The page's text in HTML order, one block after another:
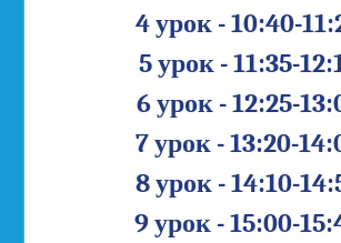
4 урок - 10:40-
5 урок - 11:35-
6 урок - 12:25-
7 урок - 13:20-
8 урок - 14:10-
9 урок - 15:00-